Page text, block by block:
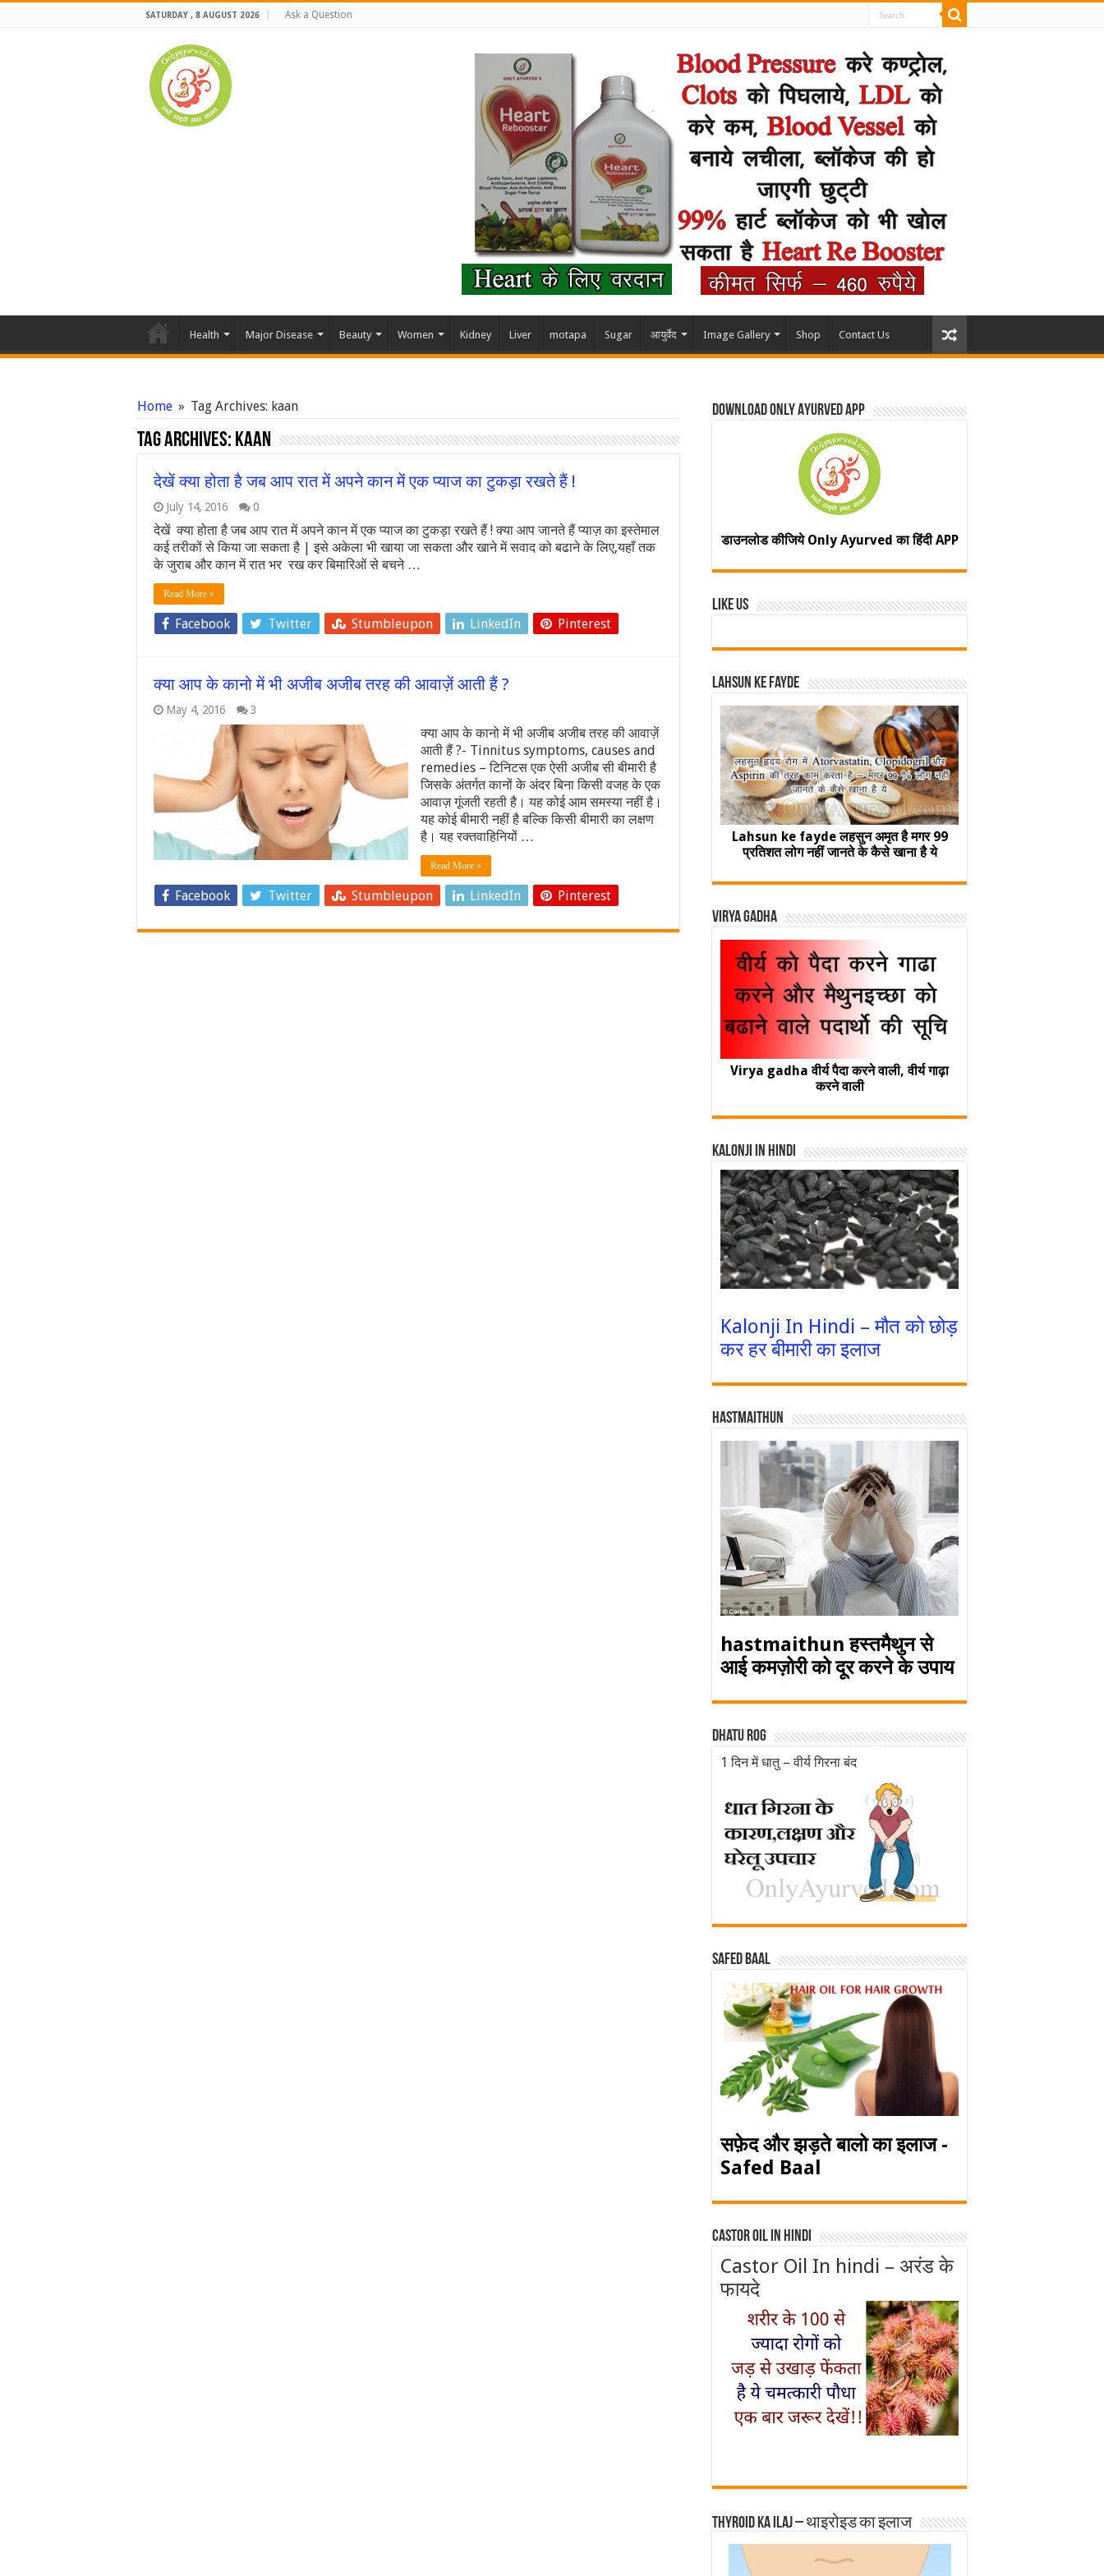
SATURDAY , 8 AUGUST 2026 Ask a Question
Health Major Disease Beauty Women Kidney Liver motapa Sugar आयुर्वेद Image Gallery Shop Contact Us
Home » Tag Archives: kaan
Tag Archives: kaan
देखें क्या होता है जब आप रात में अपने कान में एक प्याज का टुकड़ा रखते हैं !
July 14, 2016 0
देखें क्या होता है जब आप रात में अपने कान में एक प्याज का टुकड़ा रखते हैं ! क्या आप जानते हैं प्याज़ का इस्तेमाल
कई तरीकों से किया जा सकता है | इसे अकेला भी खाया जा सकता और खाने में सवाद को बढाने के लिए,यहाँ तक
के जुराब और कान में रात भर रख कर बिमारिओं से बचने …
Read More »
Facebook Twitter Stumbleupon LinkedIn Pinterest
क्या आप के कानो में भी अजीब अजीब तरह की आवाज़ें आती हैं ?
May 4, 2016 3
क्या आप के कानो में भी अजीब अजीब तरह की आवाज़ें
आती हैं ?- Tinnitus symptoms, causes and
remedies – टिनिटस एक ऐसी अजीब सी बीमारी है
जिसके अंतर्गत कानों के अंदर बिना किसी वजह के एक
आवाज़ गूंजती रहती है। यह कोई आम समस्या नहीं है।
यह कोई बीमारी नहीं है बल्कि किसी बीमारी का लक्षण
है। यह रक्तवाहिनियों …
Read More »
Facebook Twitter Stumbleupon LinkedIn Pinterest
Download Only Ayurved App
डाउनलोड कीजिये Only Ayurved का हिंदी APP
Like Us
Lahsun ke fayde
Lahsun ke fayde लहसुन अमृत है मगर 99
प्रतिशत लोग नहीं जानते के कैसे खाना है ये
Virya Gadha
Virya gadha वीर्य पैदा करने वाली, वीर्य गाढ़ा
करने वाली
Kalonji In Hindi
Kalonji In Hindi – मौत को छोड़
कर हर बीमारी का इलाज
Hastmaithun
hastmaithun हस्तमैथुन से
आई कमज़ोरी को दूर करने के उपाय
Dhatu rog
1 दिन में धातु – वीर्य गिरना बंद
Safed baal
सफ़ेद और झड़ते बालो का इलाज -
Safed Baal
Castor Oil In Hindi
Castor Oil In hindi – अरंड के
फायदे
Thyroid ka ilaj – थाइरोइड का इलाज